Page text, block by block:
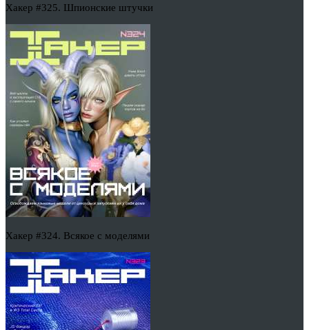
Хакер #325. Шпионские штучки
Хакер #324. Всякое с моделями